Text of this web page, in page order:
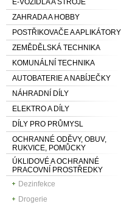
ZAHRADA A HOBBY
POSTŘIKOVAČE A APLIKÁTORY
ZEMĚDĚLSKÁ TECHNIKA
KOMUNÁLNÍ TECHNIKA
AUTOBATERIE A NABÍJEČKY
NÁHRADNÍ DÍLY
ELEKTRO A DÍLY
DÍLY PRO PRŮMYSL
OCHRANNÉ ODĚVY, OBUV,
RUKVICE, POMŮCKY
ÚKLIDOVÉ A OCHRANNÉ
PRACOVNÍ PROSTŘEDKY
Dezinfekce
Drogerie